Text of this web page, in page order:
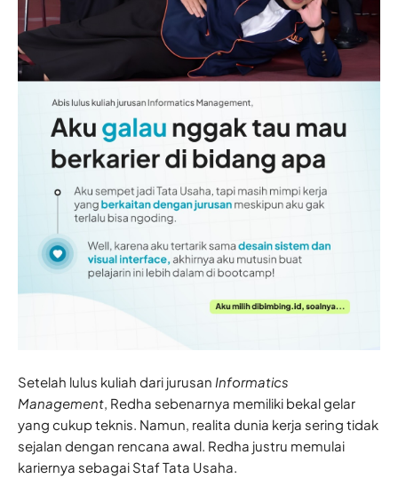
Setelah lulus kuliah dari jurusan Informatics
Management , Redha sebenarnya memiliki bekal gelar
yang cukup teknis. Namun, realita dunia kerja sering tidak
sejalan dengan rencana awal. Redha justru memulai
kariernya sebagai Staf Tata Usaha.